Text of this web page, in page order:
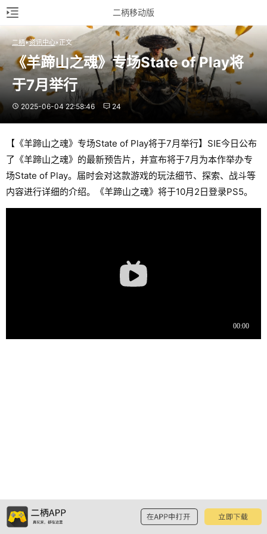
二柄移动版
二柄 资讯中心 正文
《羊蹄山之魂》专场State of Play将
于7月举行
2025-06-04 22:58:46 24
【《羊蹄山之魂》专场State of Play将于7月举行】SIE今日公布
了《羊蹄山之魂》的最新预告片，并宣布将于7月为本作举办专
场State of Play。届时会对这款游戏的玩法细节、探索、战斗等
内容进行详细的介绍。《羊蹄山之魂》将于10月2日登录PS5。